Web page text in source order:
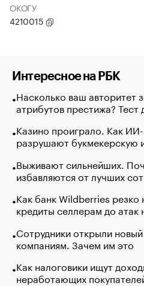
ОКОГУ
4210015
Интересное на РБК
Насколько ваш авторитет
атрибутов престижа? Тест
Казино проиграло. Как
разрушают букмекерскую
Выживают сильнейших.
избавляются от лучших
Как банк Wildberries резко
кредиты селлерам до атак
Сотрудники открыли
компаниям. Зачем им это
Как налоговики ищут
неработающих